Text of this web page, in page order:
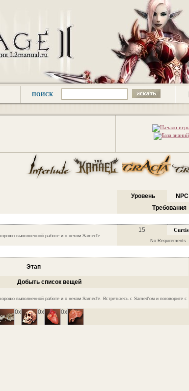
ПОИСК
Уровень NPC
Требования
выполненной работе и о неком Samed'е.
15 Curtis
No Requirements
Этап
Добыть список вещей
выполненной работе и о неком Samed'е. Встретьтесь с Samed'ом и поговорите с
0x 0x 0x